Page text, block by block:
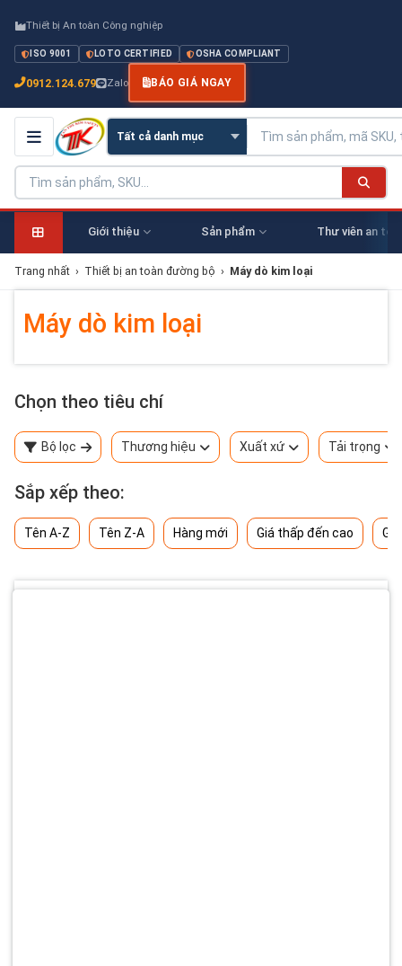
Thiết bị An toàn Công nghiệp
ISO 9001 LOTO CERTIFIED OSHA COMPLIANT
0912.124.679 Zalo BÁO GIÁ NGAY
Giới thiệu Sản phẩm Thư viên an
Trang nhất › Thiết bị an toàn đường bộ › Máy dò kim loại
Máy dò kim loại
Chọn theo tiêu chí
Bộ lọc Thương hiệu Xuất xứ Tải trọng
Sắp xếp theo:
Tên A-Z Tên Z-A Hàng mới Giá thấp đến cao